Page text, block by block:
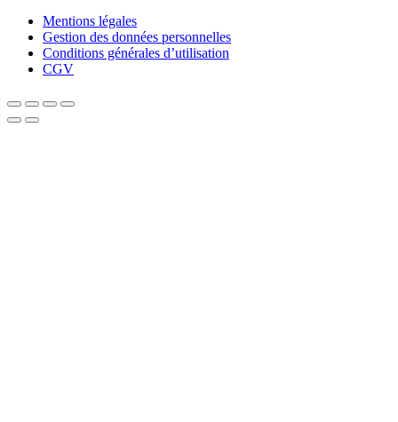
Mentions légales
Gestion des données personnelles
Conditions générales d’utilisation
CGV